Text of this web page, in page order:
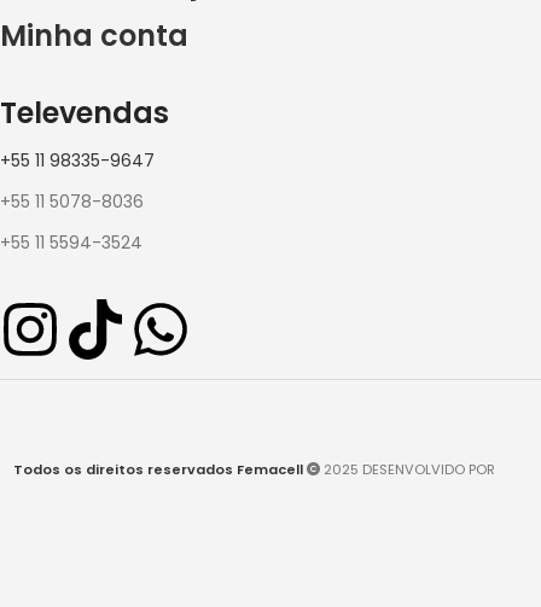
Minha conta
Televendas
+55 11 98335-9647
+55 11 5078-8036
+55 11 5594-3524
Todos os direitos reservados Femacell 2025 DESENVOLVIDO POR